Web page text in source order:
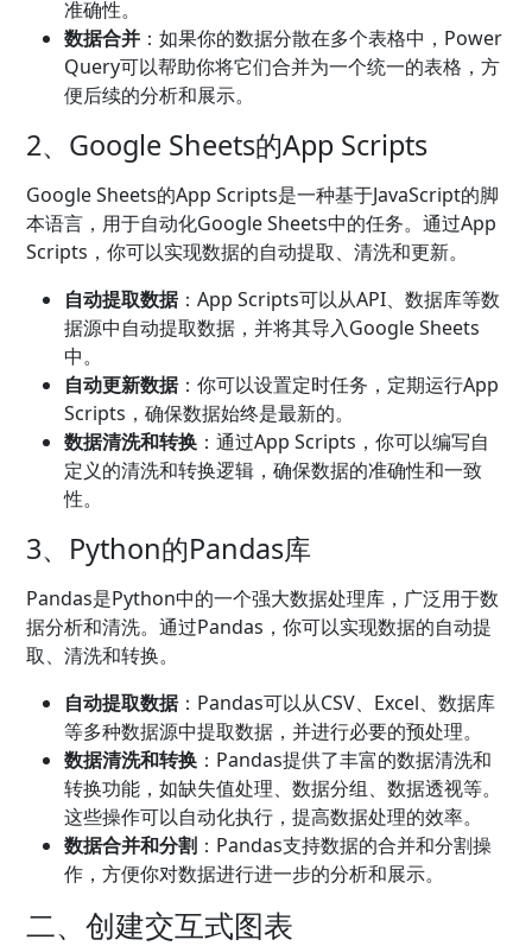
准确性。
数据合并 ：如果你的数据分散在多个表格中，Power
Query可以帮助你将它们合并为一个统一的表格，方
便后续的分析和展示。
2、Google Sheets的App Scripts
Google Sheets的App Scripts是一种基于JavaScript的脚
本语言，用于自动化Google Sheets中的任务。通过App
Scripts，你可以实现数据的自动提取、清洗和更新。
自动提取数据：App Scripts可以从API、数据库等数
据源中自动提取数据，并将其导入Google Sheets
中。
自动更新数据：你可以设置定时任务，定期运行App
Scripts，确保数据始终是最新的。
数据清洗和转换 ：通过App Scripts，你可以编写自
定义的清洗和转换逻辑，确保数据的准确性和一致
性。
3、Python的Pandas库
Pandas是Python中的一个强大数据处理库，广泛用于数
据分析和清洗。通过Pandas，你可以实现数据的自动提
取、清洗和转换。
自动提取数据：Pandas可以从CSV、Excel、数据库
等多种数据源中提取数据，并进行必要的预处理。
数据清洗和转换 ：Pandas提供了丰富的数据清洗和
转换功能，如缺失值处理、数据分组、数据透视等。
这些操作可以自动化执行，提高数据处理的效率。
数据合并和分割 ：Pandas支持数据的合并和分割操
作，方便你对数据进行进一步的分析和展示。
二、创建交互式图表